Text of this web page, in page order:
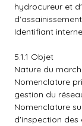
hydrocureur et
Identifiant
5.1.1 Objet
Nature du
Nomenclature
gestion du
Nomenclature
d'inspection des